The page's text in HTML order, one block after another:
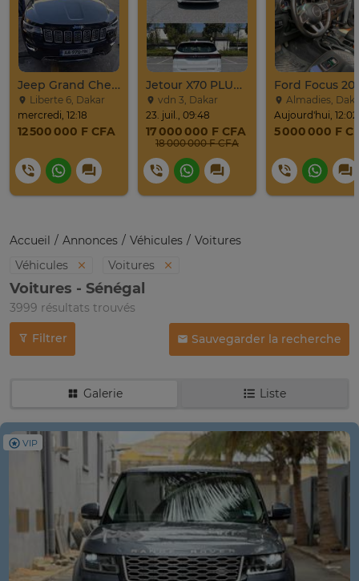
Jeep Grand Cherokee Overland 2019 À Vendre
Liberte 6, Dakar
mercredi, 12:18
12 500 000 F CFA
Jetour X70 PLUS 2024
vdn 3, Dakar
23. juil., 09:48
17 000 000 F CFA
18 000 000 F CFA
Ford Focus
Almadies,
Aujourd'hui, 12:02
5 000 000 F
Accueil Annonces Véhicules
Voitures
Véhicules
Voitures
Voitures - Sénégal
3999 résultats trouvés
Filtrer Sauvegarder la recherche
Galerie Liste
VIP